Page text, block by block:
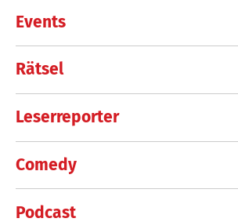
Events
Rätsel
Leserreporter
Comedy
Podcast